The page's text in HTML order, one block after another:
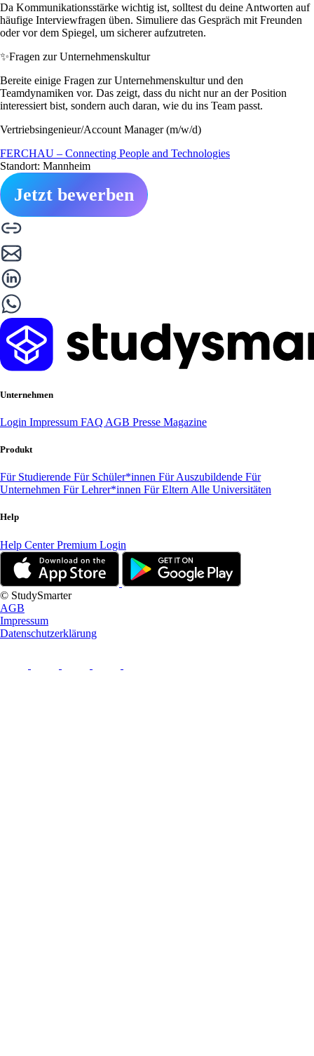
Da Kommunikationsstärke wichtig ist, solltest du deine Antworten auf
häufige Interviewfragen üben. Simuliere das Gespräch mit Freunden
oder vor dem Spiegel, um sicherer aufzutreten.
✨Fragen zur Unternehmenskultur
Bereite einige Fragen zur Unternehmenskultur und den
Teamdynamiken vor. Das zeigt, dass du nicht nur an der Position
interessiert bist, sondern auch daran, wie du ins Team passt.
Vertriebsingenieur/Account Manager (m/w/d)
FERCHAU – Connecting People and Technologies
Standort: Mannheim
Jetzt bewerben
Unternehmen
Login Impressum FAQ AGB Presse Magazine
Produkt
Für Studierende Für Schüler*innen Für Auszubildende Für
Unternehmen Für Lehrer*innen Für Eltern Alle Universitäten
Help
Help CenterPremium Login
© StudySmarter
AGB
Impressum
Datenschutzerklärung